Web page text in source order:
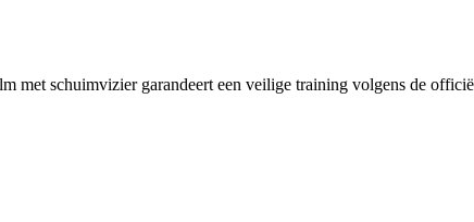
met schuimvizier garandeert een veilige training volgens de